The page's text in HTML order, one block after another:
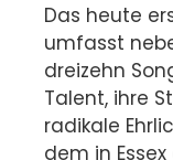
Das heute
umfasst
dreizehn
Talent, ihre
radikale
dem in